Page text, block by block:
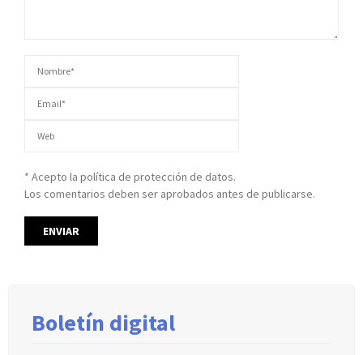
* Acepto la política de protección de datos.
Los comentarios deben ser aprobados antes de publicarse.
Boletín digital